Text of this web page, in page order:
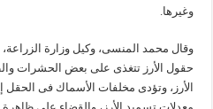
وغيرها.
وقال محمد المنسى، وكيل وزارة
حقول الأرز تتغذى على بعض الحشرات
الأرز، وتؤدى مخلفات الأسماك فى الحقل